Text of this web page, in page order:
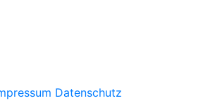
Datenschutz